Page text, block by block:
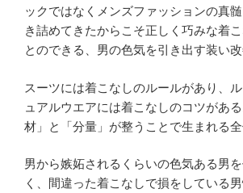
ックではなくメンズファッションの真
き詰めてきたからこそ正しく巧みな着
とのできる、男の色気を引き出す装い改
スーツには着こなしのルールがあり、
ュアルウエアには着こなしのコツがあ
材」と「分量」が整うことで生まれる全
男から嫉妬されるくらいの色気ある男
く、間違った着こなしで損をしている